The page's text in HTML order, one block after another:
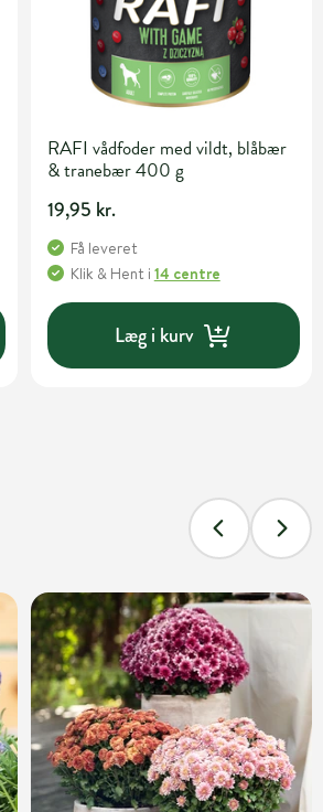
RAFI vådfoder med vildt, blåbær
& tranebær 400 g
19,95 kr.
Få leveret
Klik & Hent i 14 centre
Læg i kurv